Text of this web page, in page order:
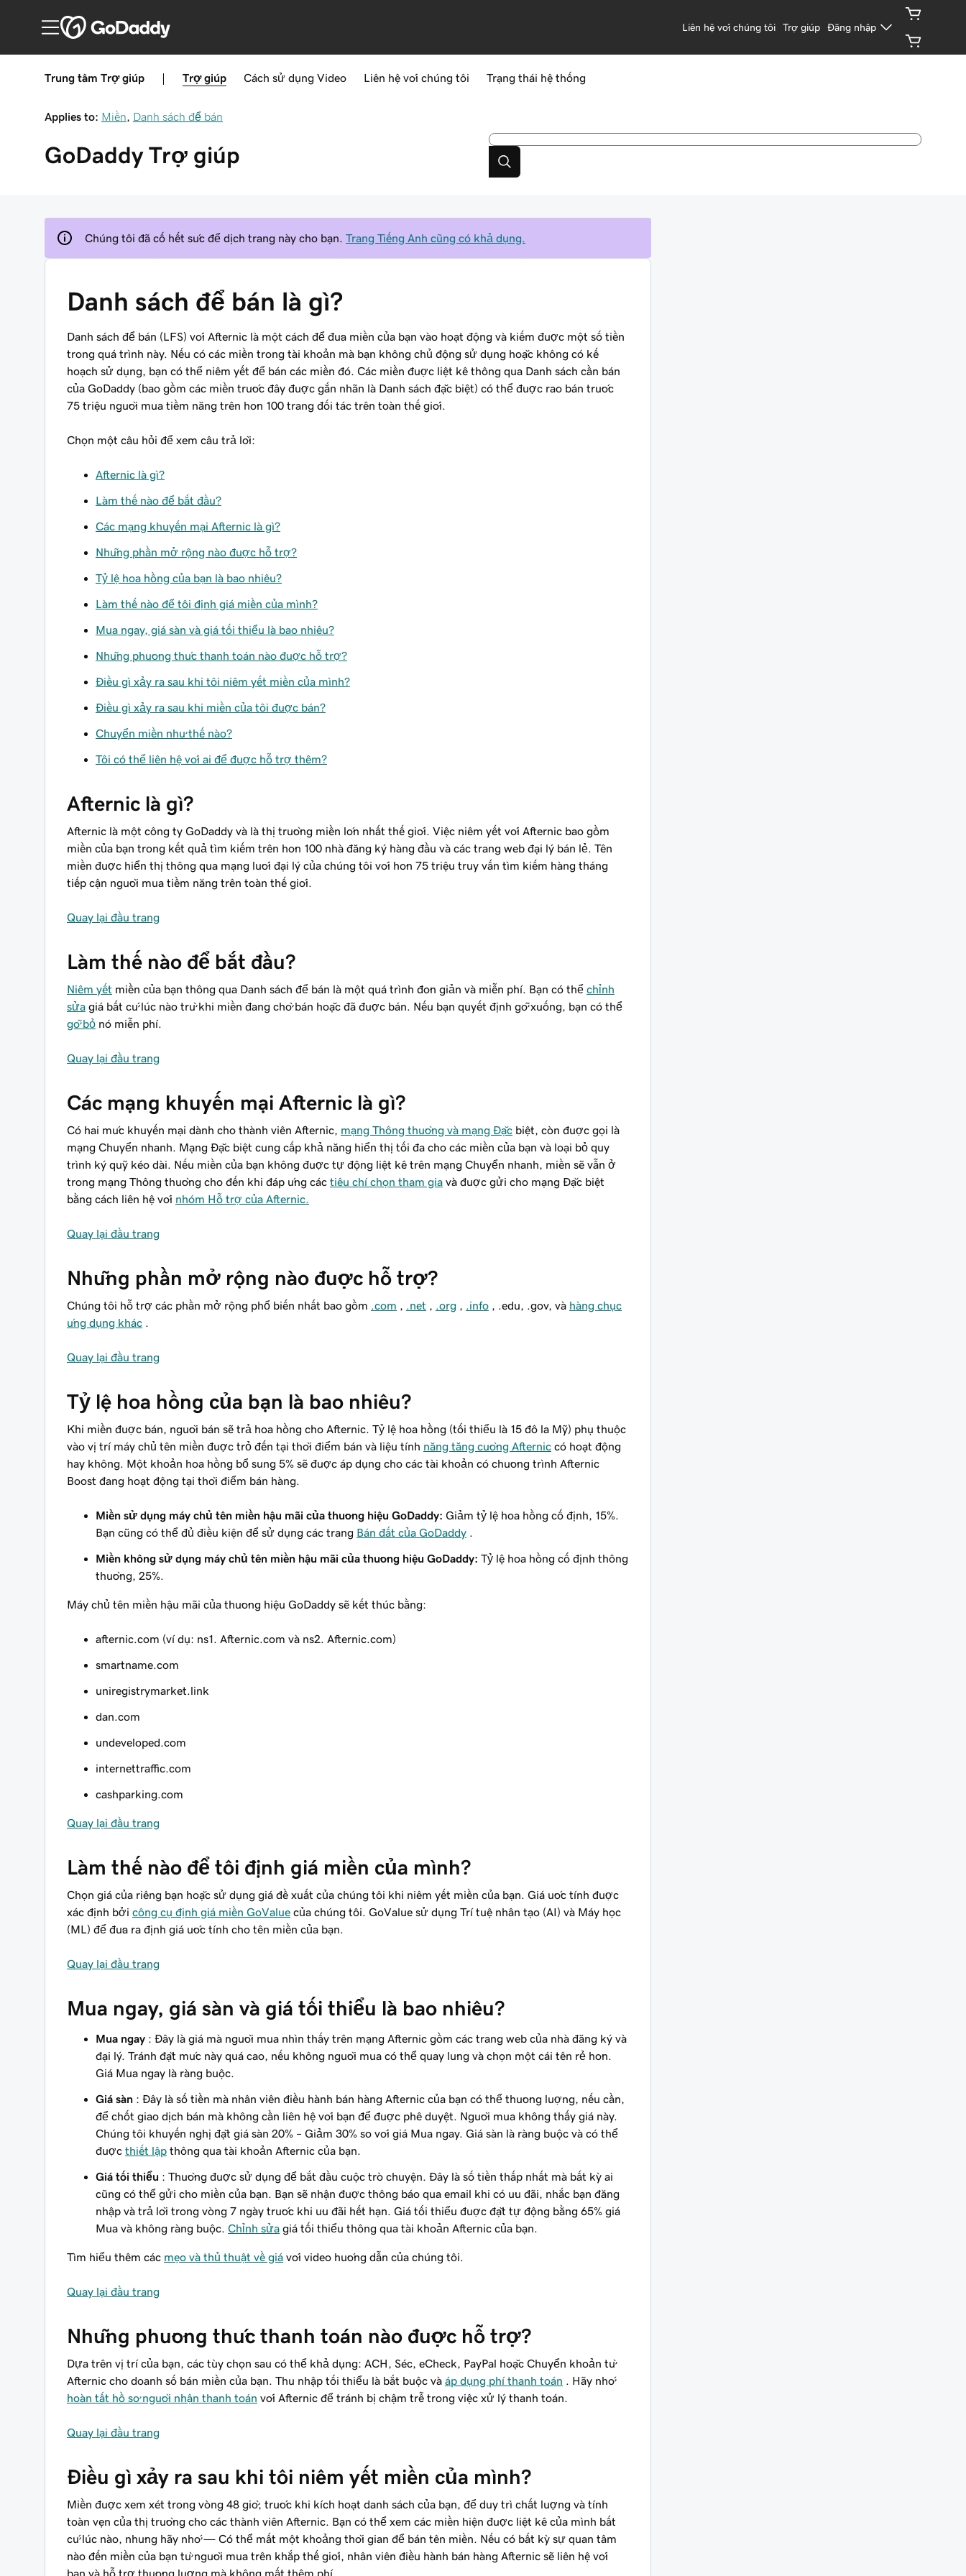
Liên hệ với chúng tôi Trợ giúp Đăng nhập
Trung tâm Trợ giúp Trợ giúp Cách sử dụng Video Liên hệ với chúng tôi Trạng thái hệ thống
Applies to: Miền Danh sách để bán
GoDaddy Trợ giúp
Chúng tôi đã cố hết sức để dịch trang này cho bạn. Trang Tiếng Anh cũng có khả dụng.
Danh sách để bán là gì?
Danh sách để bán (LFS) với Afternic là một cách để đưa miền của bạn vào hoạt động và kiếm được một số tiền
trong quá trình này. Nếu có các miền trong tài khoản mà bạn không chủ động sử dụng hoặc không có kế
hoạch sử dụng, bạn có thể niêm yết để bán các miền đó. Các miền được liệt kê thông qua Danh sách cần bán
của GoDaddy (bao gồm các miền trước đây được gắn nhãn là Danh sách đặc biệt) có thể được rao bán trước
75 triệu người mua tiềm năng trên hơn 100 trang đối tác trên toàn thế giới.
Chọn một câu hỏi để xem câu trả lời:
Afternic là gì?
Làm thế nào để bắt đầu?
Các mạng khuyến mại Afternic là gì?
Những phần mở rộng nào được hỗ trợ?
Tỷ lệ hoa hồng của bạn là bao nhiêu?
Làm thế nào để tôi định giá miền của mình?
Mua ngay, giá sàn và giá tối thiểu là bao nhiêu?
Những phương thức thanh toán nào được hỗ trợ?
Điều gì xảy ra sau khi tôi niêm yết miền của mình?
Điều gì xảy ra sau khi miền của tôi được bán?
Chuyển miền như thế nào?
Tôi có thể liên hệ với ai để được hỗ trợ thêm?
Afternic là gì?
Afternic là một công ty GoDaddy và là thị trường miền lớn nhất thế giới. Việc niêm yết với Afternic bao gồm
miền của bạn trong kết quả tìm kiếm trên hơn 100 nhà đăng ký hàng đầu và các trang web đại lý bán lẻ. Tên
miền được hiển thị thông qua mạng lưới đại lý của chúng tôi với hơn 75 triệu truy vấn tìm kiếm hàng tháng
tiếp cận người mua tiềm năng trên toàn thế giới.
Quay lại đầu trang
Làm thế nào để bắt đầu?
Niêm yết miền của bạn thông qua Danh sách để bán là một quá trình đơn giản và miễn phí. Bạn có thể chỉnh
sửa giá bất cứ lúc nào trừ khi miền đang chờ bán hoặc đã được bán. Nếu bạn quyết định gỡ xuống, bạn có thể
gỡ bỏ nó miễn phí.
Quay lại đầu trang
Các mạng khuyến mại Afternic là gì?
Có hai mức khuyến mại dành cho thành viên Afternic, mạng Thông thường và mạng Đặc biệt, còn được gọi là
mạng Chuyển nhanh. Mạng Đặc biệt cung cấp khả năng hiển thị tối đa cho các miền của bạn và loại bỏ quy
trình ký quỹ kéo dài. Nếu miền của bạn không được tự động liệt kê trên mạng Chuyển nhanh, miền sẽ vẫn ở
trong mạng Thông thường cho đến khi đáp ứng các tiêu chí chọn tham gia và được gửi cho mạng Đặc biệt
bằng cách liên hệ với nhóm Hỗ trợ của Afternic.
Quay lại đầu trang
Những phần mở rộng nào được hỗ trợ?
Chúng tôi hỗ trợ các phần mở rộng phổ biến nhất bao gồm .com .net .org .info , .edu, .gov, và hàng chục
ứng dụng khác
Quay lại đầu trang
Tỷ lệ hoa hồng của bạn là bao nhiêu?
Khi miền được bán, người bán sẽ trả hoa hồng cho Afternic. Tỷ lệ hoa hồng (tối thiểu là 15 đô la Mỹ) phụ thuộc
vào vị trí máy chủ tên miền được trỏ đến tại thời điểm bán và liệu tính năng tăng cường Afternic có hoạt động
hay không. Một khoản hoa hồng bổ sung 5% sẽ được áp dụng cho các tài khoản có chương trình Afternic
Boost đang hoạt động tại thời điểm bán hàng.
Miền sử dụng máy chủ tên miền hậu mãi của thương hiệu GoDaddy: Giảm tỷ lệ hoa hồng cố định, 15%.
Bạn cũng có thể đủ điều kiện để sử dụng các trang Bán đất của GoDaddy
Miền không sử dụng máy chủ tên miền hậu mãi của thương hiệu GoDaddy: Tỷ lệ hoa hồng cố định thông
thường, 25%.
Máy chủ tên miền hậu mãi của thương hiệu GoDaddy sẽ kết thúc bằng:
afternic.com (ví dụ: ns1. Afternic.com và ns2. Afternic.com)
smartname.com
uniregistrymarket.link
dan.com
undeveloped.com
internettraffic.com
cashparking.com
Quay lại đầu trang
Làm thế nào để tôi định giá miền của mình?
Chọn giá của riêng bạn hoặc sử dụng giá đề xuất của chúng tôi khi niêm yết miền của bạn. Giá ước tính được
xác định bởi công cụ định giá miền GoValue của chúng tôi. GoValue sử dụng Trí tuệ nhân tạo (AI) và Máy học
(ML) để đưa ra định giá ước tính cho tên miền của bạn.
Quay lại đầu trang
Mua ngay, giá sàn và giá tối thiểu là bao nhiêu?
Mua ngay : Đây là giá mà người mua nhìn thấy trên mạng Afternic gồm các trang web của nhà đăng ký và
đại lý. Tránh đặt mức này quá cao, nếu không người mua có thể quay lưng và chọn một cái tên rẻ hơn.
Giá Mua ngay là ràng buộc.
Giá sàn : Đây là số tiền mà nhân viên điều hành bán hàng Afternic của bạn có thể thương lượng, nếu cần,
để chốt giao dịch bán mà không cần liên hệ với bạn để được phê duyệt. Người mua không thấy giá này.
Chúng tôi khuyến nghị đặt giá sàn 20% – Giảm 30% so với giá Mua ngay. Giá sàn là ràng buộc và có thể
được thiết lập thông qua tài khoản Afternic của bạn.
Giá tối thiểu : Thường được sử dụng để bắt đầu cuộc trò chuyện. Đây là số tiền thấp nhất mà bất kỳ ai
cũng có thể gửi cho miền của bạn. Bạn sẽ nhận được thông báo qua email khi có ưu đãi, nhắc bạn đăng
nhập và trả lời trong vòng 7 ngày trước khi ưu đãi hết hạn. Giá tối thiểu được đặt tự động bằng 65% giá
Mua và không ràng buộc. Chỉnh sửa giá tối thiểu thông qua tài khoản Afternic của bạn.
Tìm hiểu thêm các mẹo và thủ thuật về giá với video hướng dẫn của chúng tôi.
Quay lại đầu trang
Những phương thức thanh toán nào được hỗ trợ?
Dựa trên vị trí của bạn, các tùy chọn sau có thể khả dụng: ACH, Séc, eCheck, PayPal hoặc Chuyển khoản từ
Afternic cho doanh số bán miền của bạn. Thu nhập tối thiểu là bắt buộc và áp dụng phí thanh toán . Hãy nhớ
hoàn tất hồ sơ người nhận thanh toán với Afternic để tránh bị chậm trễ trong việc xử lý thanh toán.
Quay lại đầu trang
Điều gì xảy ra sau khi tôi niêm yết miền của mình?
Miền được xem xét trong vòng 48 giờ, trước khi kích hoạt danh sách của bạn, để duy trì chất lượng và tính
toàn vẹn của thị trường cho các thành viên Afternic. Bạn có thể xem các miền hiện được liệt kê của mình bất
cứ lúc nào, nhưng hãy nhớ — Có thể mất một khoảng thời gian để bán tên miền. Nếu có bất kỳ sự quan tâm
nào đến miền của bạn từ người mua trên khắp thế giới, nhân viên điều hành bán hàng Afternic sẽ liên hệ với
bạn và hỗ trợ thương lượng mà không mất thêm phí.